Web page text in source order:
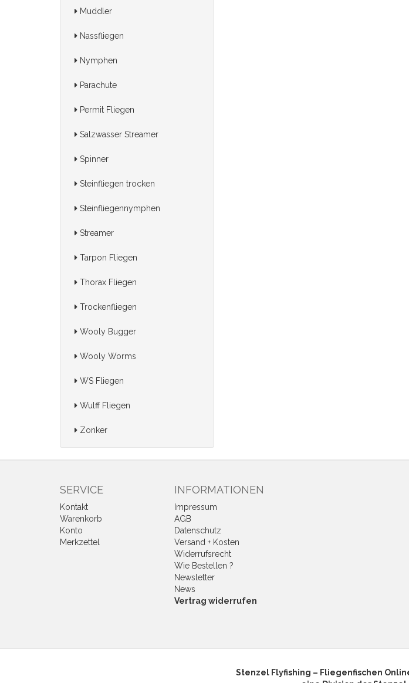
Muddler
Nassfliegen
Nymphen
Parachute
Permit Fliegen
Salzwasser Streamer
Spinner
Steinfliegen trocken
Steinfliegennymphen
Streamer
Tarpon Fliegen
Thorax Fliegen
Trockenfliegen
Wooly Bugger
Wooly Worms
WS Fliegen
Wulff Fliegen
Zonker
SERVICE
Kontakt
Warenkorb
Konto
Merkzettel
INFORMATIONEN
Impressum
AGB
Datenschutz
Versand + Kosten
Widerrufsrecht
Wie Bestellen ?
Newsletter
News
Vertrag widerrufen
Stenzel Flyfishing – Fliegenfischen